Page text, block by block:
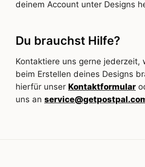
deinem Account unter Designs
Du brauchst Hilfe?
Kontaktiere uns gerne jederzeit,
beim Erstellen deines Designs
hierfür unser Kontaktformular
uns an